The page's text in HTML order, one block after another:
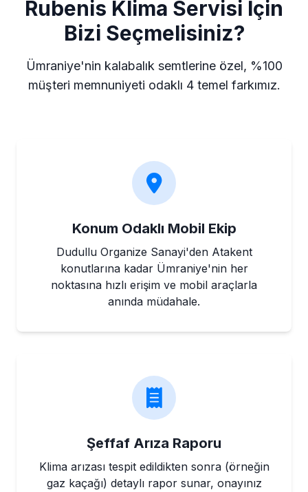
Rubenis Klima Servisi İçin
Bizi Seçmelisiniz?
Ümraniye'nin kalabalık semtlerine özel, %100
müşteri memnuniyeti odaklı 4 temel farkımız.
Konum Odaklı Mobil Ekip
Dudullu Organize Sanayi'den Atakent
konutlarına kadar Ümraniye'nin her
noktasına hızlı erişim ve mobil araçlarla
anında müdahale.
Şeffaf Arıza Raporu
Klima arızası tespit edildikten sonra (örneğin
gaz kaçağı) detaylı rapor sunar, onayınız